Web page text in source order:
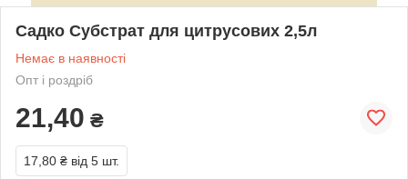
Садко Субстрат для цитрусових 2,5л
Немає в наявності
Опт і роздріб
21,40 ₴
17,80 ₴ від 5 шт.